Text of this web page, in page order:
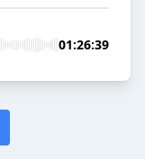
01:26:39